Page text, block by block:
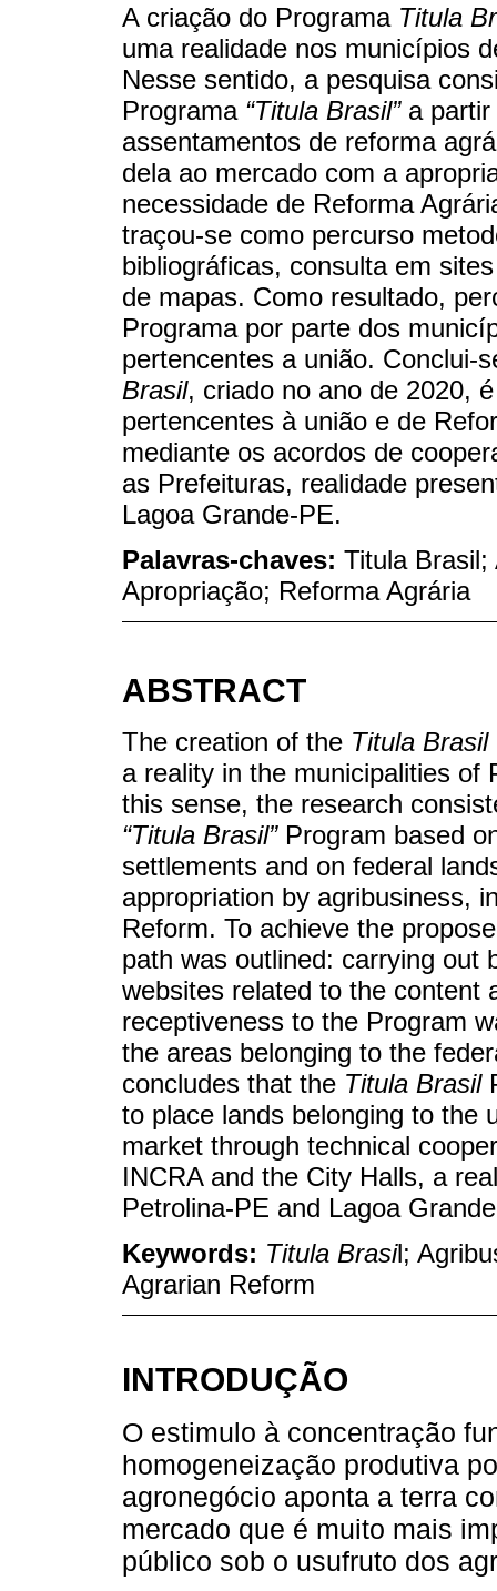
A criação do Programa Titula
uma realidade nos municípios
Nesse sentido, a pesquisa
Programa “Titula Brasil”a partir
assentamentos de reforma
dela ao mercado com a
necessidade de Reforma
traçou-se como percurso
bibliográficas, consulta em
de mapas. Como resultado,
Programa por parte dos
pertencentes a união.
Brasil, criado no ano de 2020,
pertencentes à união e de
mediante os acordos de
as Prefeituras, realidade
Lagoa Grande-PE.
Palavras-chaves: Titula Brasil;
Apropriação; Reforma Agrária
ABSTRACT
The creation of the Titula Brasil
a reality in the municipalities of
this sense, the research
“Titula Brasil”Program based
settlements and on federal
appropriation by agribusiness,
Reform. To achieve the
path was outlined: carrying out
websites related to the content
receptiveness to the Program
the areas belonging to the
concludes that the Titula Brasil
to place lands belonging to the
market through technical
INCRA and the City Halls, a
Petrolina-PE and Lagoa
Keywords: Titula Brasil;
Agrarian Reform
INTRODUÇÃO
O estimulo à concentração
homogeneização produtiva
agronegócio aponta a terra
mercado que é muito mais
público sob o usufruto dos